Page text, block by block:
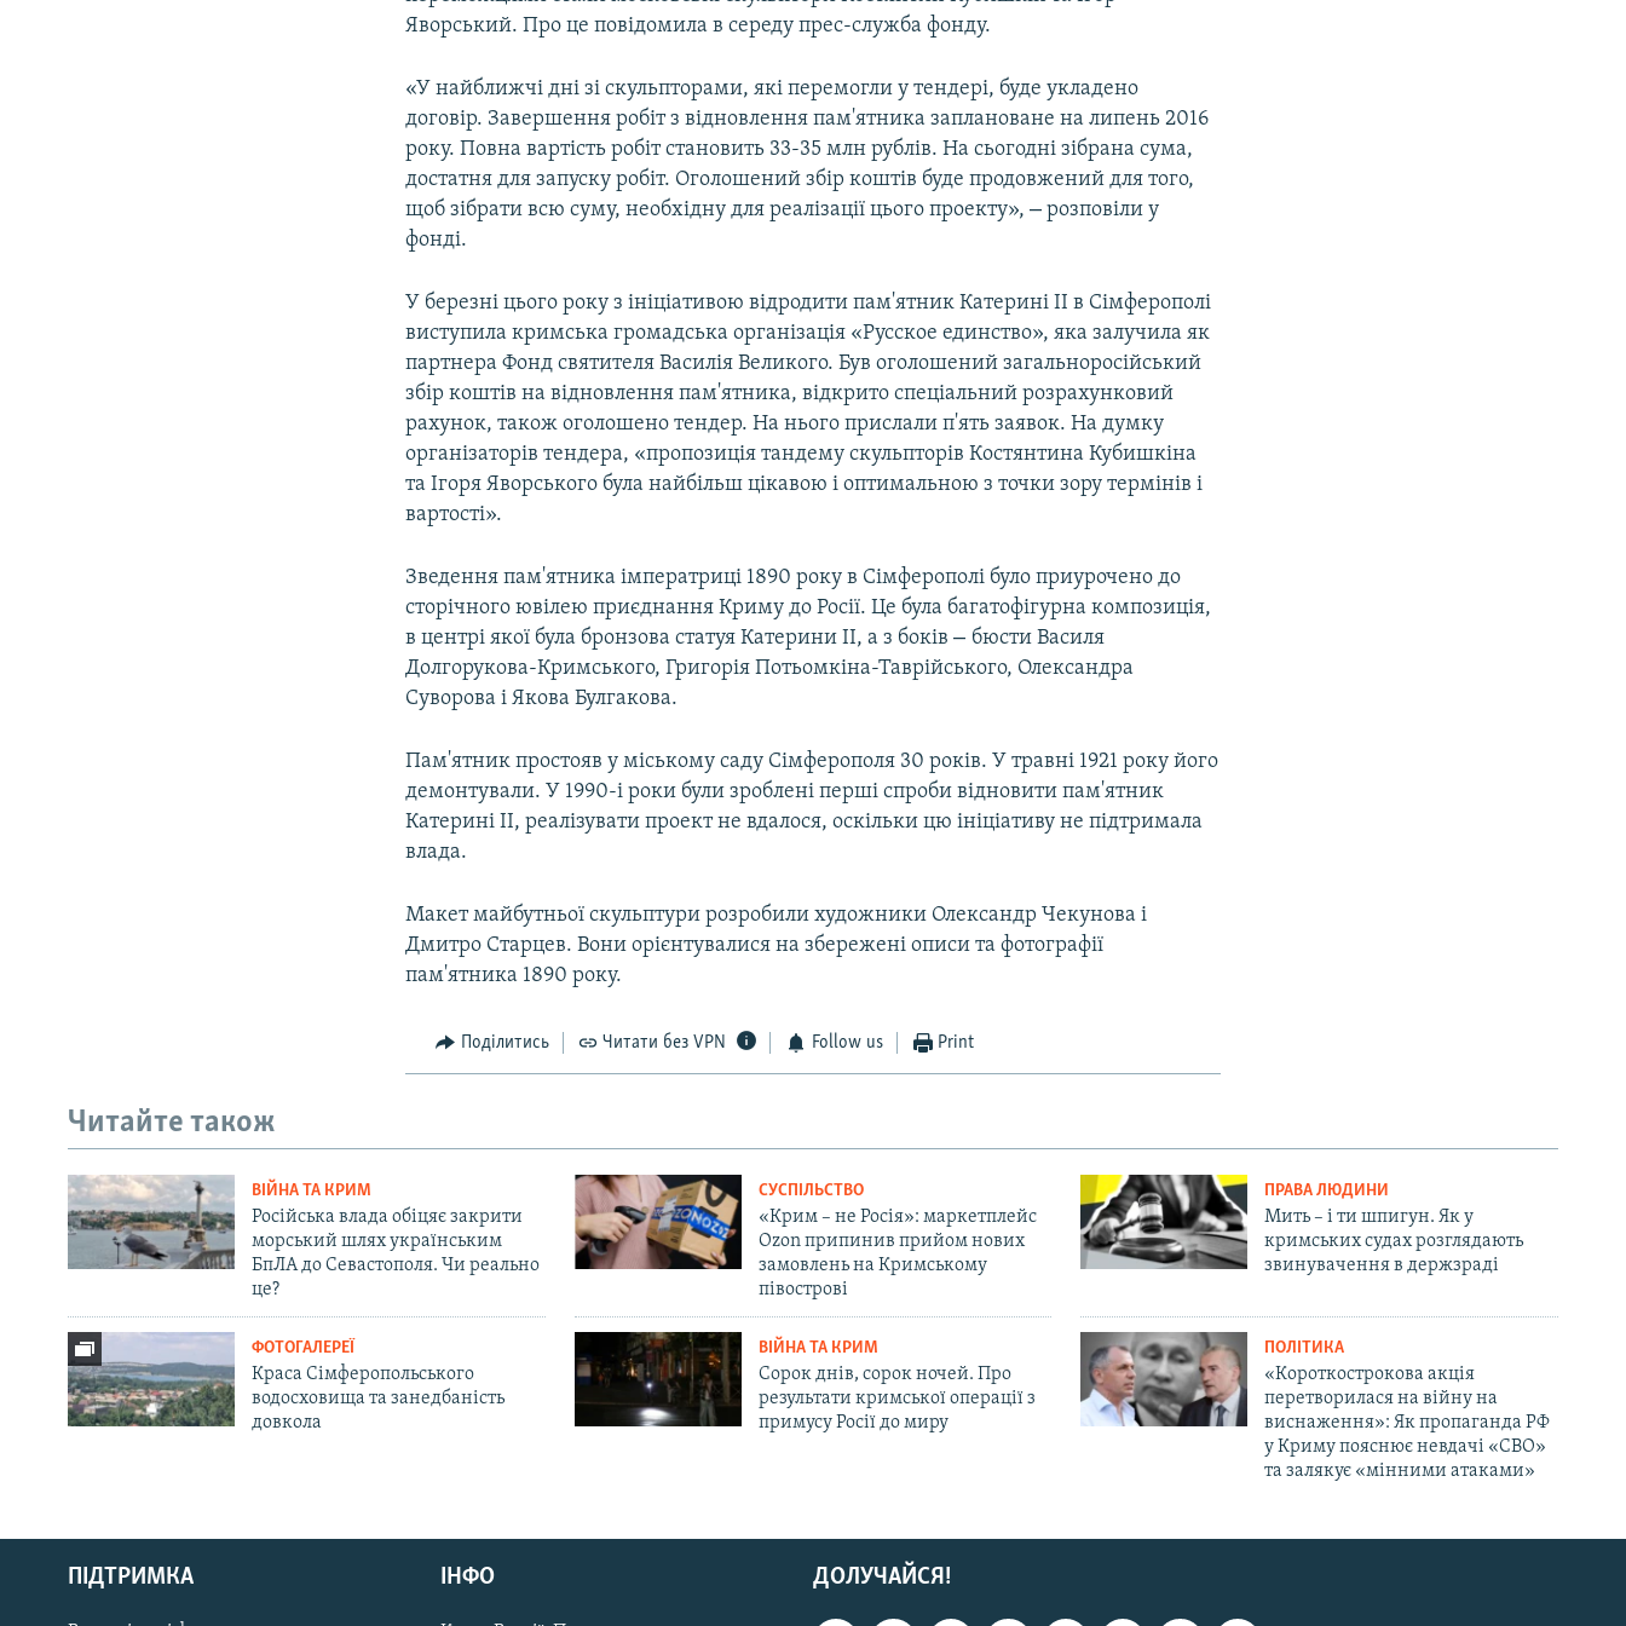
Русский
Qırımtatar
Яворський. Про це повідомила в середу прес-служба фонду.
«У найближчі дні зі скульпторами, які перемогли у тендері, буде укладено
договір. Завершення робіт з відновлення пам'ятника заплановане на липень 2016
року. Повна вартість робіт становить 33-35 млн рублів. На сьогодні зібрана сума,
достатня для запуску робіт. Оголошений збір коштів буде продовжений для того,
щоб зібрати всю суму, необхідну для реалізації цього проекту»,– розповіли у
фонді.
У березні цього року з ініціативою відродити пам'ятник Катерині II в Сімферополі
виступила кримська громадська організація «Русское единство», яка залучила як
партнера Фонд святителя Василія Великого. Був оголошений загальноросійський
збір коштів на відновлення пам'ятника, відкрито спеціальний розрахунковий
рахунок, також оголошено тендер. На нього прислали п'ять заявок. На думку
організаторів тендера, «пропозиція тандему скульпторів Костянтина Кубишкіна
та Ігоря Яворського була найбільш цікавою і оптимальною з точки зору термінів і
вартості».
Зведення пам'ятника імператриці 1890 року в Сімферополі було приурочено до
сторічного ювілею приєднання Криму до Росії. Це була багатофігурна композиція,
в центрі якої була бронзова статуя Катерини II, а з боків– бюсти Василя
Долгорукова-Кримського, Григорія Потьомкіна-Таврійського, Олександра
Суворова і Якова Булгакова.
Пам'ятник простояв у міському саду Сімферополя 30 років. У травні 1921 року його
демонтували. У 1990-і роки були зроблені перші спроби відновити пам'ятник
Катерині II, реалізувати проект не вдалося, оскільки цю ініціативу не підтримала
влада.
Макет майбутньої скульптури розробили художники Олександр Чекунова і
Дмитро Старцев. Вони орієнтувалися на збережені описи та фотографії
пам'ятника 1890 року.
Поділитись Читати без VPN Follow us Print
Читайте також
ВІЙНА ТА КРИМ
Російська влада обіцяє закрити
морський шлях українським
БпЛА до Севастополя. Чи реально
це?
СУСПІЛЬСТВО
«Крим – не Росія»: маркетплейс
Ozon припинив прийом нових
замовлень на Кримському
півострові
ПРАВА ЛЮДИНИ
Мить – і ти шпигун. Як у
кримських судах розглядають
звинувачення в держзраді
ФОТОГАЛЕРЕЇ
Краса Сімферопольського
водосховища та занедбаність
довкола
ВІЙНА ТА КРИМ
Сорок днів, сорок ночей. Про
результати кримської операції з
примусу Росії до миру
ПОЛІТИКА
«Короткострокова акція
перетворилася на війну на
виснаження»: Як пропаганда РФ
у Криму пояснює невдачі «СВО»
та залякує «мінними атаками»
ДОЛУЧАЙСЯ!
ПІДТРИМКА ІНФО